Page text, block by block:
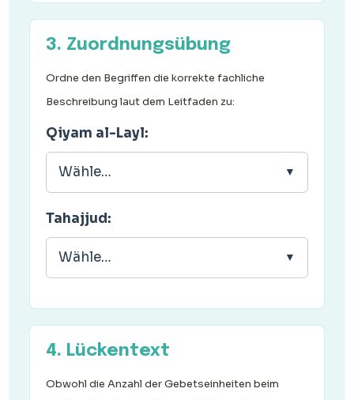
3. Zuordnungsübung
Ordne den Begriffen die korrekte fachliche
Beschreibung laut dem Leitfaden zu:
Qiyam al-Layl:
Wähle…
Tahajjud:
Wähle…
4. Lückentext
Obwohl die Anzahl der Gebetseinheiten beim